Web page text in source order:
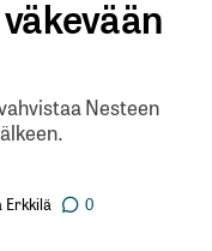
Nesteen
0